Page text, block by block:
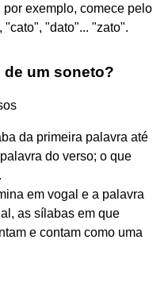
exemplo, comece pelo
"cato", "dato"... "zato".
um soneto?
da primeira palavra até
do verso; o que
em vogal e a palavra
as sílabas em que
e contam como uma